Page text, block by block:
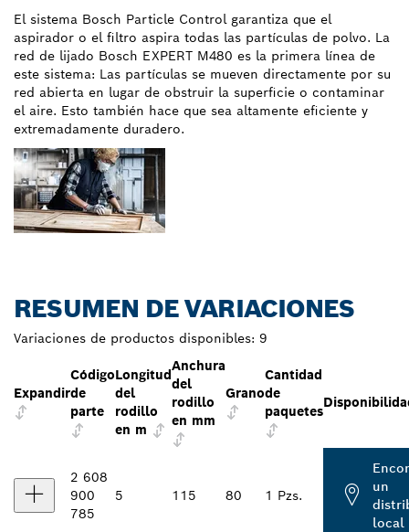
El sistema Bosch Particle Control garantiza que el
aspirador o el filtro aspira todas las partículas de polvo. La
red de lijado Bosch EXPERT M480 es la primera línea de
este sistema: Las partículas se mueven directamente por su
red abierta en lugar de obstruir la superficie o contaminar
el aire. Esto también hace que sea altamente eficiente y
extremadamente duradero.
RESUMEN DE VARIACIONES
Variaciones de productos disponibles: 9
Expandir
Código
de
parte
Longitud
del
rodillo
en m
Anchura
del
rodillo
en mm
Grano
Cantidad
de
paquetes
2 608
900
785
5 115 80 1 Pzs.
un
local